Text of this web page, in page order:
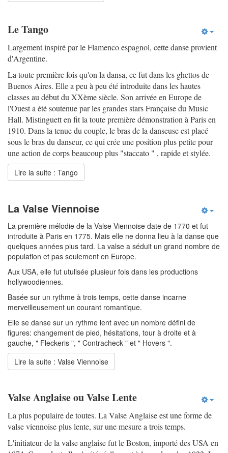
Le Tango
Largement inspiré par le Flamenco espagnol, cette danse provient
d'Argentine.
La toute première fois qu'on la dansa, ce fut dans les ghettos de
Buenos Aires. Elle a peu à peu été introduite dans les hautes
classes au début du XXème siècle. Son arrivée en Europe de
l'Ouest a été soutenue par les grandes stars Française du Music
Hall. Mistinguett en fit la toute première démonstration à Paris en
1910. Dans la tenue du couple, le bras de la danseuse est placé
sous le bras du danseur, ce qui crée une position plus petite pour
une action de corps beaucoup plus "staccato " , rapide et stylée.
Lire la suite : Tango
La Valse Viennoise
La première mélodie de la Valse Viennoise date de 1770 et fut
introduite à Paris en 1775. Mais elle ne donna lieu à la danse que
quelques années plus tard. La valse a séduit un grand nombre de
population et pas seulement en Europe.
Aux USA, elle fut utulisée plusieur fois dans les productions
hollywoodiennes.
Basée sur un rythme à trois temps, cette danse incarne
merveilleusement un courant romantique.
Elle se danse sur un rythme lent avec un nombre défini de
figures: changement de pied, hésitations, tour à droite et à
gauche, " Fleckeris ", " Contracheck " et " Hovers ".
Lire la suite : Valse Viennoise
Valse Anglaise ou Valse Lente
La plus populaire de toutes. La Valse Anglaise est une forme de
valse viennoise plus lente, sur une mesure a trois temps.
L'initiateur de la valse anglaise fut le Boston, importé des USA en